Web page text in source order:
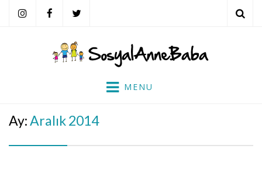
ARA
SosyalAnneBaba
Her Perşembe Saat 10:00'da Yeni ve İlgi Çekici Bilgi!
MENU
Ay:Aralık 2014